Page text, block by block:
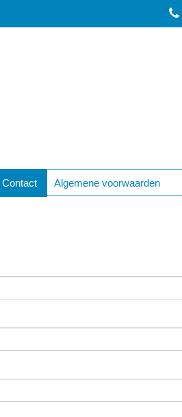
Contact Algemene voorwaarden